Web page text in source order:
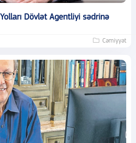
Dövlət Agentliyi sədrinə
Cəmiyyət